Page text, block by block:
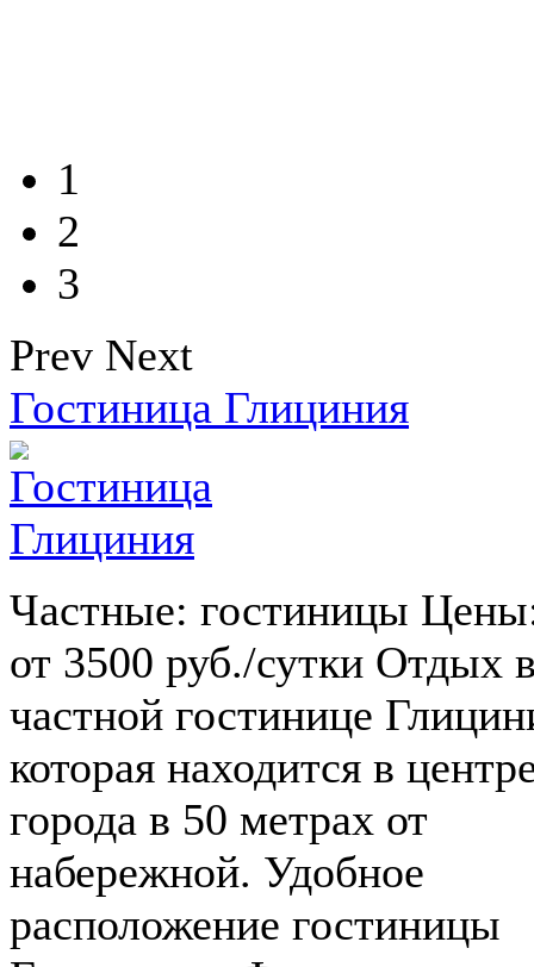
1
2
3
Prev Next
Гостиница Глициния
Частные: гостиницы
от 3500 руб./сутки Отдых
частной гостинице
которая находится в
города в 50 метрах от
набережной. Удобное
расположение гостиницы